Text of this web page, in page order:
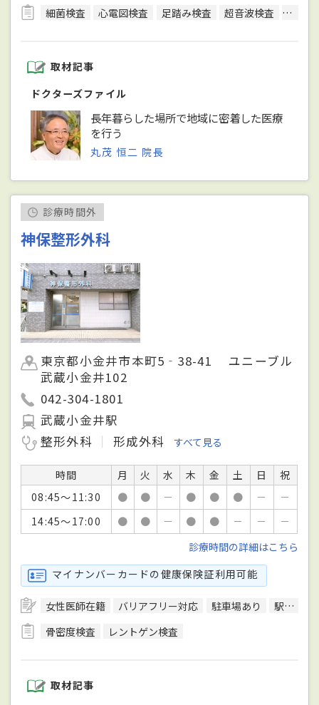
細菌検査
心電図検査 足踏み検査 超音波検査 尿検査
取材記事
ドクターズファイル
長年暮らした場所で地域に密着した医療
を行う
丸茂 恒二 院長
診療時間外
神保整形外科
東京都小金井市本町5‐38-41 ユニーブル
武蔵小金井102
042-304-1801
武蔵小金井駅
整形外科
形成外科 すべて見る
時間 月 火 水 木 金 土 日
祝
08:45～11:30
● ● － ● ● ● －
－
14:45～17:00
● ● － ● ● － －
－
診療時間の詳細はこちら
マイナンバーカードの健康保険証利用可能
女性医師在籍 バリアフリー対応 駐車場あり
駅徒歩5分圏内
骨密度検査
レントゲン検査
取材記事